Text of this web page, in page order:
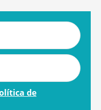
de